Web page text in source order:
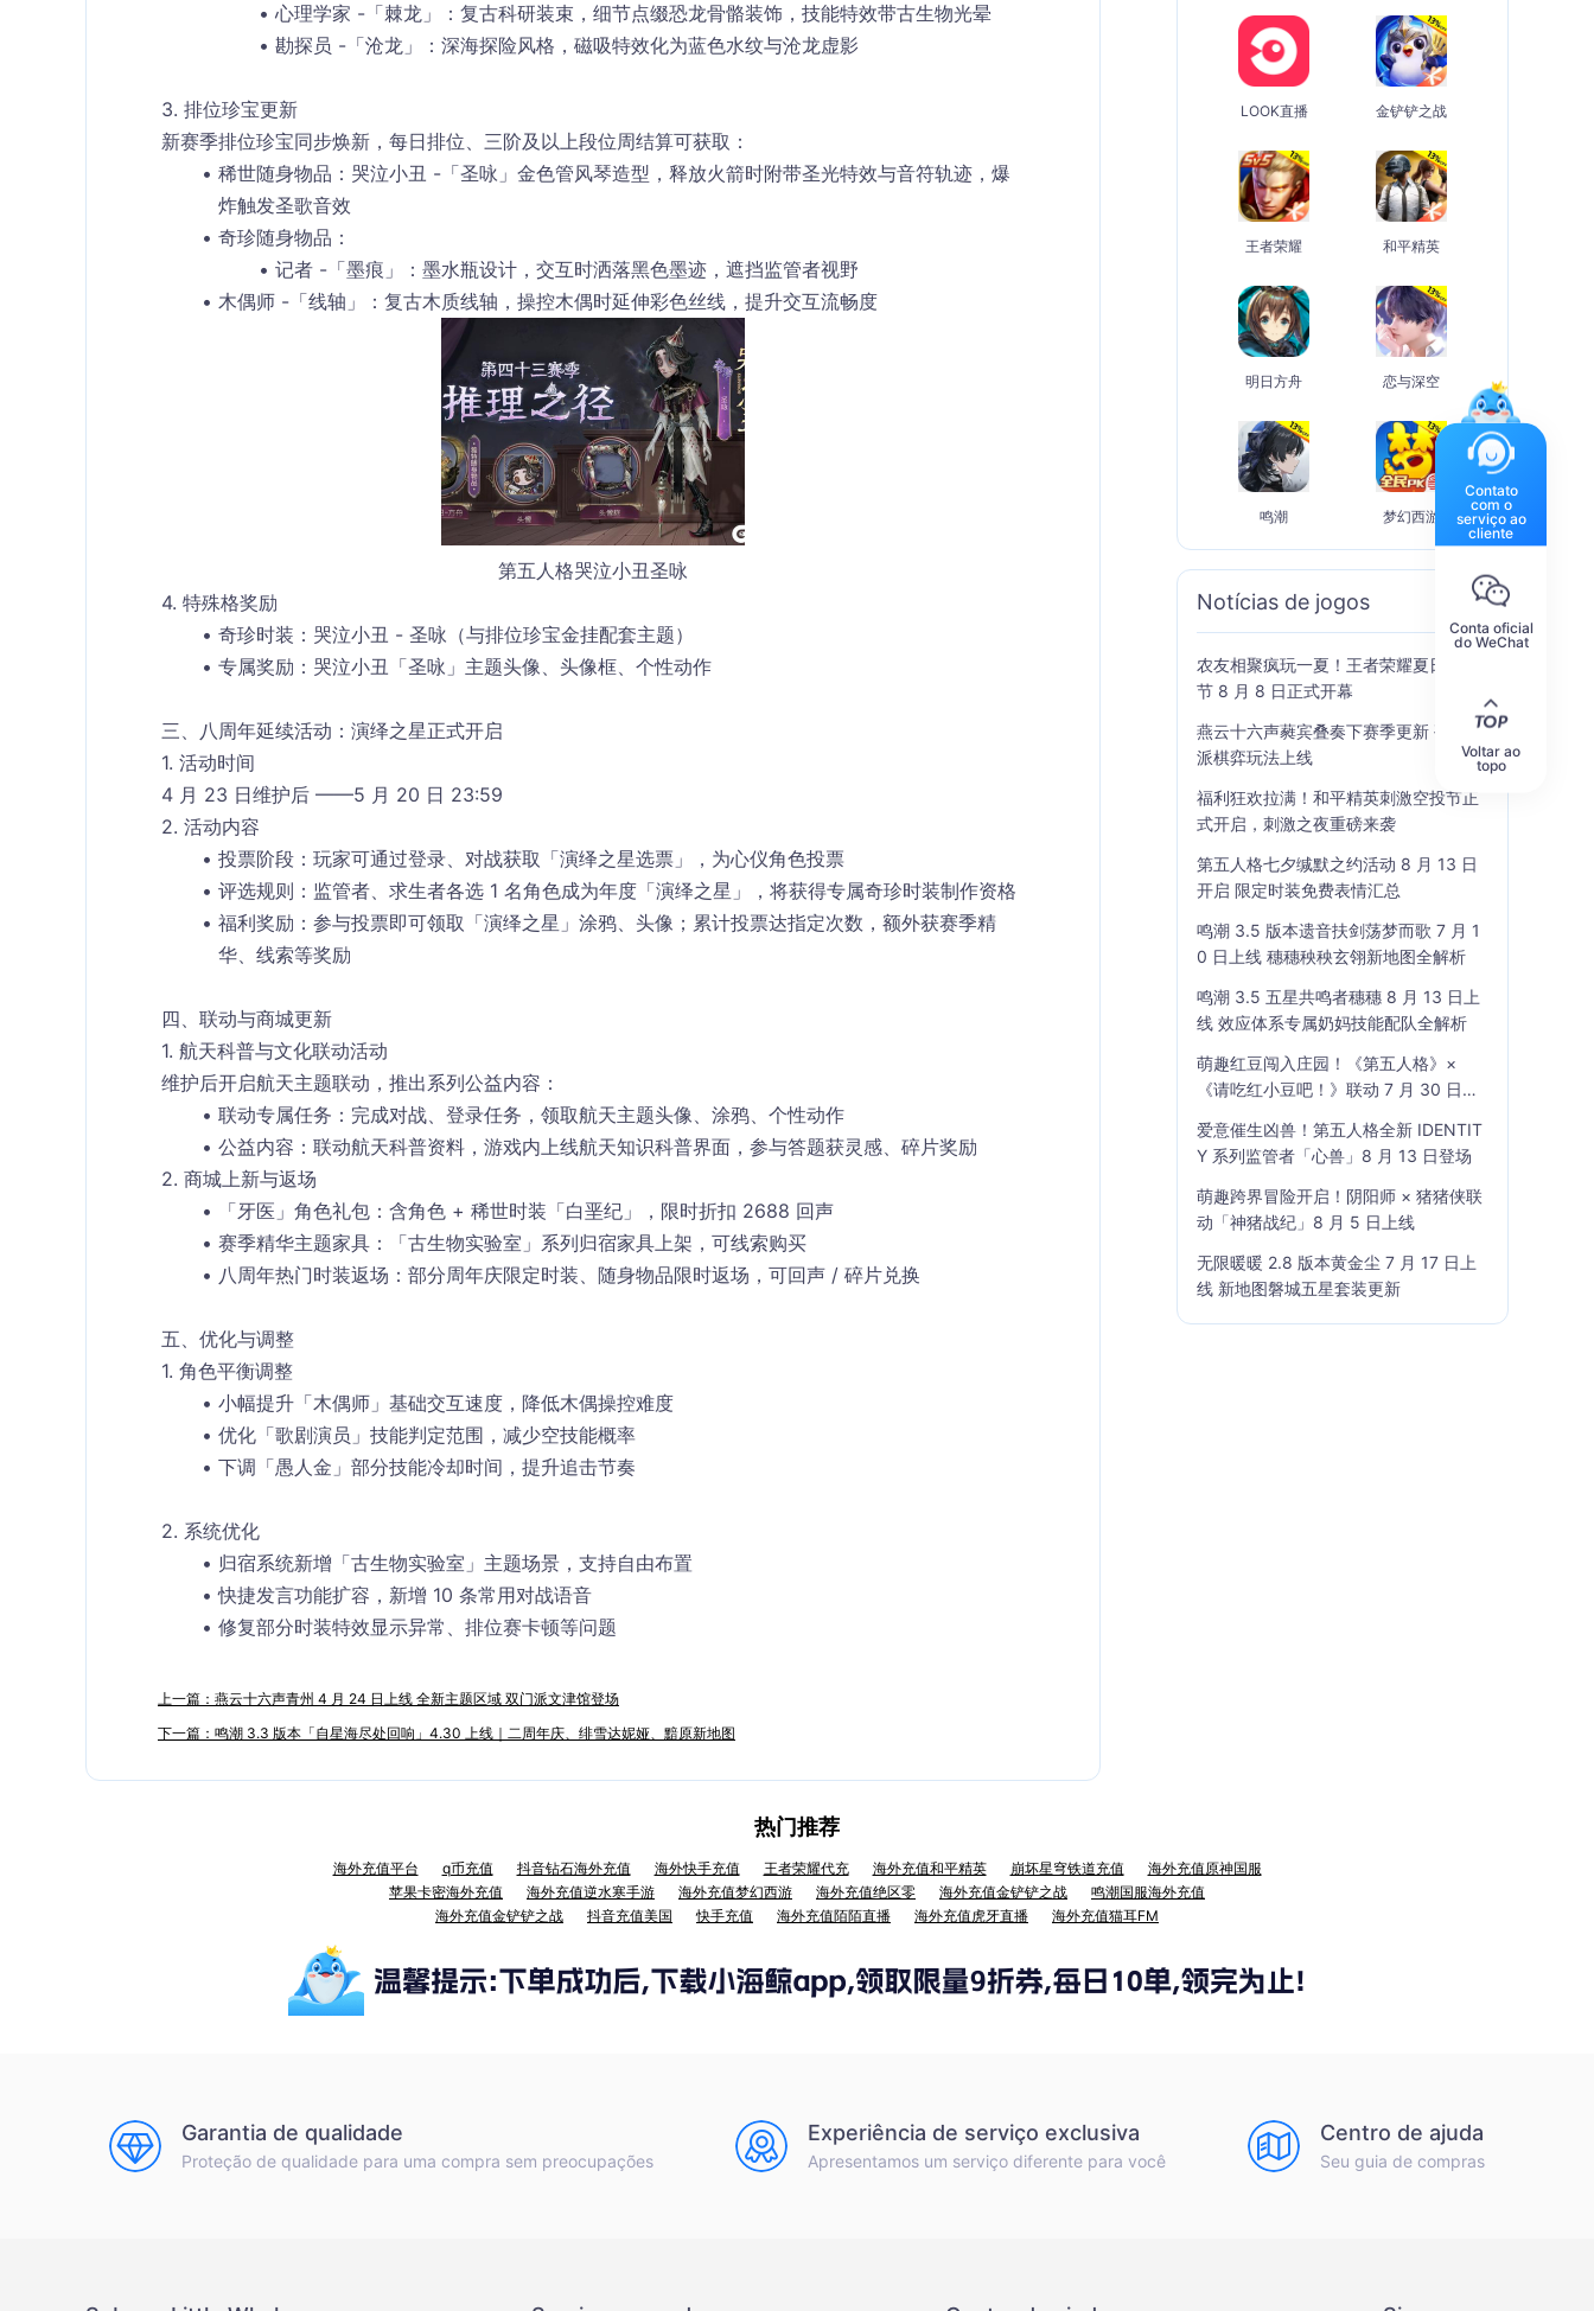
心理学家 -「棘龙」：复古科研装束，细节点缀恐龙骨骼装饰，技能特效带古生物光晕
勘探员 -「沧龙」：深海探险风格，磁吸特效化为蓝色水纹与沧龙虚影
3. 排位珍宝更新
新赛季排位珍宝同步焕新，每日排位、三阶及以上段位周结算可获取：
稀世随身物品 ：哭泣小丑 -「圣咏」金色管风琴造型，释放火箭时附带圣光特效与音符轨迹，爆
炸触发圣歌音效
奇珍随身物品 ：
记者 -「墨痕」：墨水瓶设计，交互时洒落黑色墨迹，遮挡监管者视野
木偶师 -「线轴」：复古木质线轴，操控木偶时延伸彩色丝线，提升交互流畅度
第五人格哭泣小丑圣咏
4. 特殊格奖励
奇珍时装： 哭泣小丑 - 圣咏 （与排位珍宝金挂配套主题）
专属奖励：哭泣小丑「圣咏」主题头像、头像框、个性动作
三、八周年延续活动：演绎之星正式开启
1. 活动时间
4 月 23 日维护后 ——5 月 20 日 23:59
2. 活动内容
投票阶段：玩家可通过登录、对战获取「演绎之星选票」，为心仪角色投票
评选规则 ：监管者、求生者各选 1 名角色成为年度「演绎之星」，将获得专属奇珍时装制作资格
福利奖励 ：参与投票即可领取「演绎之星」涂鸦、头像；累计投票达指定次数，额外获赛季精
华、线索等奖励
四、联动与商城更新
1. 航天科普与文化联动活动
维护后开启航天主题联动，推出系列公益内容：
联动专属任务：完成对战、登录任务，领取航天主题头像、涂鸦、个性动作
公益内容：联动航天科普资料，游戏内上线航天知识科普界面，参与答题获灵感、碎片奖励
2. 商城上新与返场
「牙医」角色礼包：含角色 + 稀世时装「白垩纪」，限时折扣 2688 回声
赛季精华主题家具：「古生物实验室」系列归宿家具上架，可线索购买
八周年热门时装返场：部分周年庆限定时装、随身物品限时返场，可回声 / 碎片兑换
五、优化与调整
1. 角色平衡调整
小幅提升「木偶师」基础交互速度，降低木偶操控难度
优化「歌剧演员」技能判定范围，减少空技能概率
下调「愚人金」部分技能冷却时间，提升追击节奏
2. 系统优化
归宿系统新增「古生物实验室」主题场景，支持自由布置
快捷发言功能扩容，新增 10 条常用对战语音
修复部分时装特效显示异常、排位赛卡顿等问题
上一篇：燕云十六声青州 4 月 24 日上线 全新主题区域 双门派文津馆登场
下一篇：鸣潮 3.3 版本「自星海尽处回响」4.30 上线｜二周年庆、绯雪达妮娅、黯原新地图
LOOK直播 金铲铲之战
王者荣耀 和平精英
明日方舟 恋与深空
鸣潮 梦幻西游
Notícias de jogos
农友相聚疯玩一夏！王者荣耀夏日农友
节 8 月 8 日正式开幕
燕云十六声蕤宾叠奏下赛季更新 孤云门
派棋弈玩法上线
福利狂欢拉满！和平精英刺激空投节正
式开启，刺激之夜重磅来袭
第五人格七夕缄默之约活动 8 月 13 日
开启 限定时装免费表情汇总
鸣潮 3.5 版本遗音扶剑荡梦而歌 7 月 1
0 日上线 穗穗秧秧玄翎新地图全解析
鸣潮 3.5 五星共鸣者穗穗 8 月 13 日上
线 效应体系专属奶妈技能配队全解析
萌趣红豆闯入庄园！《第五人格》×
《请吃红小豆吧！》联动 7 月 30 日开
爱意催生凶兽！第五人格全新 IDENTIT
Y 系列监管者「心兽」8 月 13 日登场
萌趣跨界冒险开启！阴阳师 × 猪猪侠联
动「神猪战纪」8 月 5 日上线
无限暖暖 2.8 版本黄金尘 7 月 17 日上
线 新地图磐城五星套装更新
热门推荐
海外充值平台 q币充值 抖音钻石海外充值 海外快手充值 王者荣耀代充 海外充值和平精英 崩坏星穹铁道充值
海外充值原神国服
苹果卡密海外充值
海外充值逆水寒手游 海外充值梦幻西游 海外充值绝区零 海外充值金铲铲之战
鸣潮国服海外充值
海外充值金铲铲之战
抖音充值美国 快手充值 海外充值陌陌直播 海外充值虎牙直播 海外充值猫耳FM
Garantia de qualidade
Proteção de qualidade para uma compra sem preocupações
Experiência de serviço exclusiva
Apresentamos um serviço diferente para você
Centro de ajuda
Seu guia de compras
Contato
com o
serviço ao
cliente
Conta oficial
do WeChat
Voltar ao
topo